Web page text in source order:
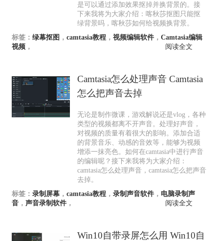
是可以通过添加效果抠掉并换背景的。接
下来我将为大家介绍：喀秋莎抠图只能抠
绿背景吗，喀秋莎如何给视频换背景。
标签： 绿幕抠图 ， camtasia教程， 视频编辑软件， Camtasia编辑
视频 ， 阅读全文
Camtasia怎么处理声音 Camtasia
怎么把声音去掉
无论是制作微课，游戏解说还是vlog，各种
类型的视频都离不开声音。处理好声音，
对视频的质量有着很大的影响。添加合适
的背景音乐、动感的音效等，能够为视频
增添一抹亮色。如何在camtasia中进行声音
的编辑呢？接下来我将为大家介绍：
camtasia怎么处理声音，camtasia怎么把声音
去掉。
标签： 录制屏幕， camtasia教程， 录制声音软件， 电脑录制声
音， 声音录制软件， 阅读全文
Win10自带录屏怎么用 Win10自